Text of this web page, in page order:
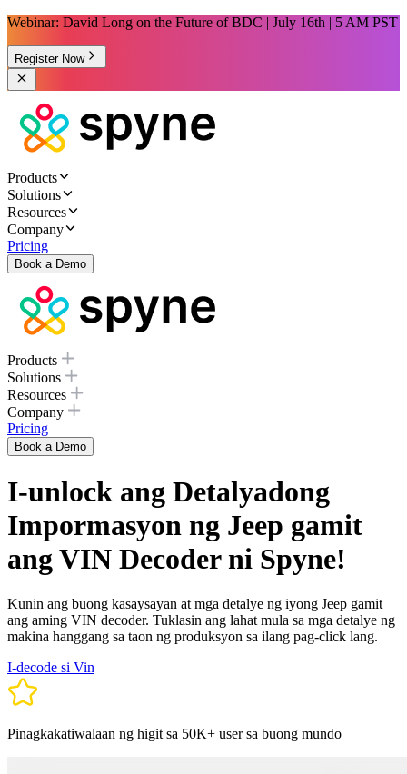
Webinar: David Long on the Future of BDC | July 16th | 5 AM PST
Register Now
Products
Solutions
Resources
Company
Pricing
Book a Demo
Products
Solutions
Resources
Company
Pricing
Book a Demo
I-unlock ang Detalyadong
Impormasyon ng Jeep gamit
ang VIN Decoder ni Spyne!
Kunin ang buong kasaysayan at mga detalye ng iyong Jeep gamit
ang aming VIN decoder. Tuklasin ang lahat mula sa mga detalye ng
makina hanggang sa taon ng produksyon sa ilang pag-click lang.
I-decode si Vin
Pinagkakatiwalaan ng higit sa 50K+ user sa buong mundo